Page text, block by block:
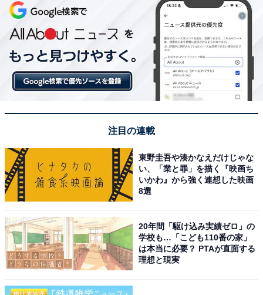
注目の連載
東野圭吾や湊かなえだけじゃな
い、「業と罪」を描く『映画ち
いかわ』から強く連想した映画
8選
20年間「駆け込み実績ゼロ」の
学校も…「こども110番の家」
は本当に必要？ PTAが直面する
理想と現実